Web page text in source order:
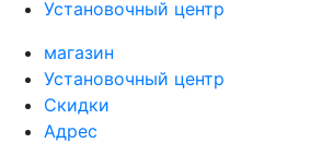
Установочный центр
магазин
Установочный центр
Скидки
Адрес